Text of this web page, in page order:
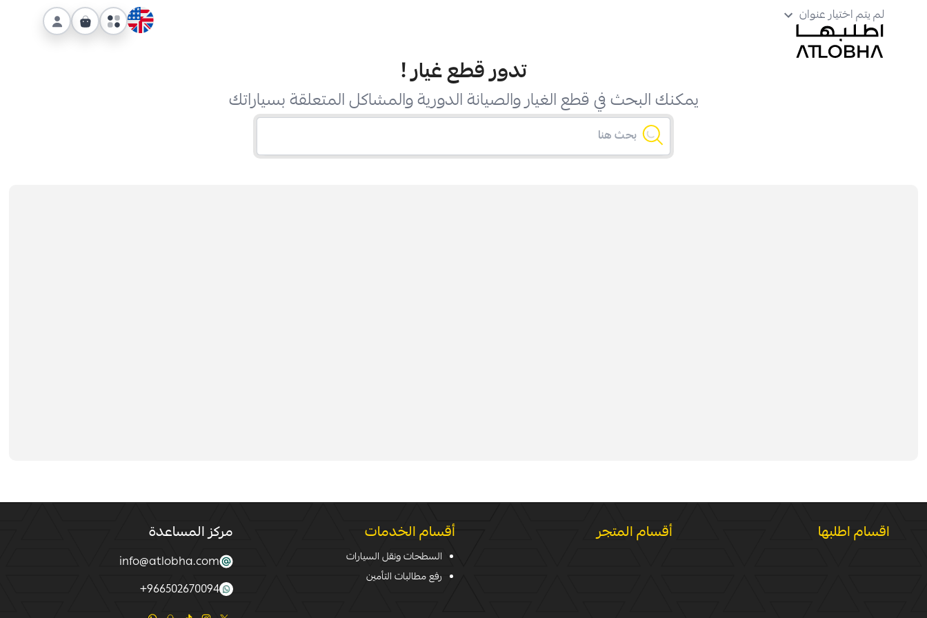
لم يتم اختيار عنوان
تدور قطع غيار!
يمكنك البحث في قطع الغيار والصيانة الدورية والمشاكل المتعلقة بسياراتك
اقسام اطلبها أقسام المتجر أقسام الخدمات
السطحات ونقل السيارات
رفع مطالبات التأمين
مركز المساعدة
info@atlobha.com
966502670094
+